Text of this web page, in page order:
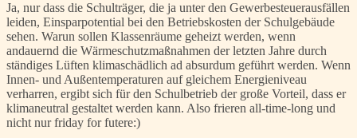
Ja, nur dass die Schulträger, die ja unter den Gewerbesteuerausfällen
leiden, Einsparpotential bei den Betriebskosten der Schulgebäude
sehen. Warun sollen Klassenräume geheizt werden, wenn
andauernd die Wärmeschutzmaßnahmen der letzten Jahre durch
ständiges Lüften klimaschädlich ad absurdum geführt werden. Wenn
Innen- und Außentemperaturen auf gleichem Energieniveau
verharren, ergibt sich für den Schulbetrieb der große Vorteil, dass er
klimaneutral gestaltet werden kann. Also frieren all-time-long und
nicht nur friday for futere:)